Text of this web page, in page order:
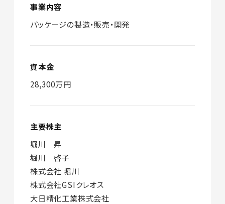
事業内容
パッケージの製造・販売・開発
資本金
28,300万円
主要株主
堀川 昇
堀川 啓子
株式会社 堀川
株式会社GSIクレオス
大日精化工業株式会社